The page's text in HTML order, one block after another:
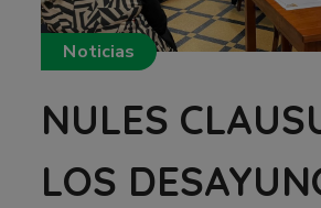
Noticias
NULES
LOS